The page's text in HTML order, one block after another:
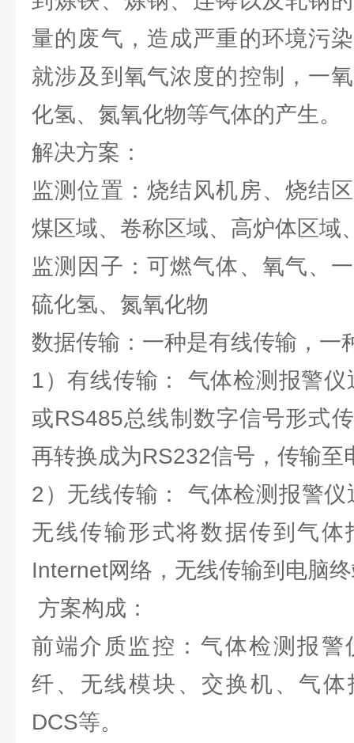
量的废气，造成严重的环境污
就涉及到氧气浓度的控制，一
化氢、氮氧化物等气体的产生。
解决方案：
监测位置：烧结风机房、烧结
煤区域、卷称区域、高炉体区域
监测因子：可燃气体、氧气、
硫化氢、氮氧化物
数据传输：一种是有线传输，一
1）有线传输： 气体检测报警
或RS485总线制数字信号形式
再转换成为RS232信号，传输至
2）无线传输： 气体检测报警
无线传输形式将数据传到气
Internet网络，无线传输到电脑
方案构成：
前端介质监控：气体检测报警
纤、无线模块、交换机、气
DCS等。